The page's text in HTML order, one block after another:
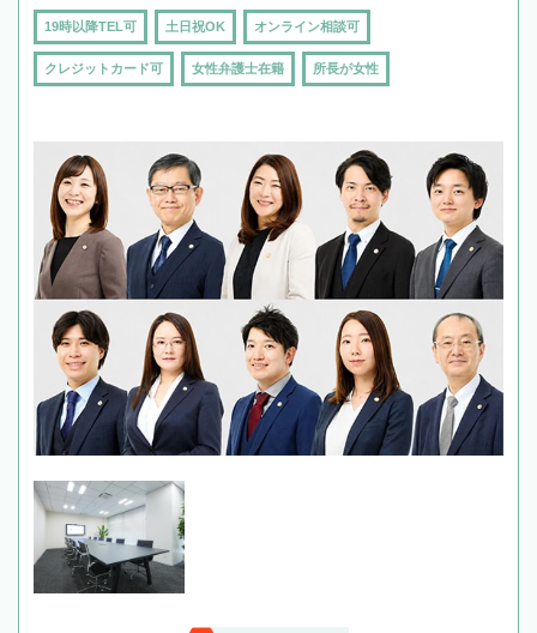
19時以降TEL可 土日祝OK オンライン相談可
クレジットカード可 女性弁護士在籍 所長が女性